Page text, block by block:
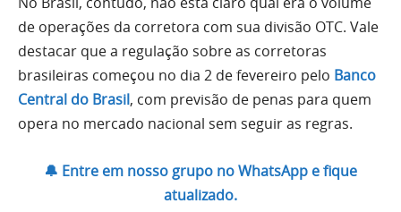
de operações da corretora com sua divisão OTC. Vale
destacar que a regulação sobre as corretoras
brasileiras começou no dia 2 de fevereiro pelo Banco
Central do Brasil, com previsão de penas para quem
opera no mercado nacional sem seguir as regras.
🔔 Entre em nosso grupo no WhatsApp e fique
atualizado.